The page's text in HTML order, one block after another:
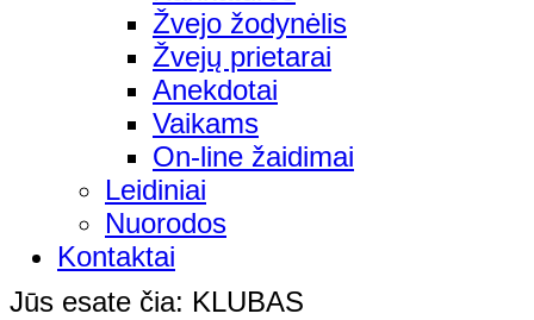
Žvejo žodynėlis
Žvejų prietarai
Anekdotai
Vaikams
On-line žaidimai
Leidiniai
Nuorodos
Kontaktai
Jūs esate čia: KLUBAS